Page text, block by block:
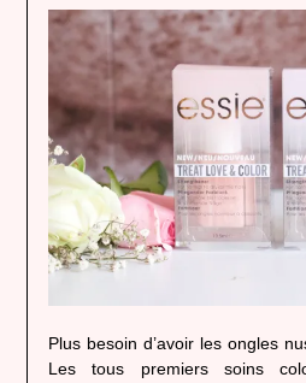
Plus besoin d’avoir les ongles
Les tous premiers soins